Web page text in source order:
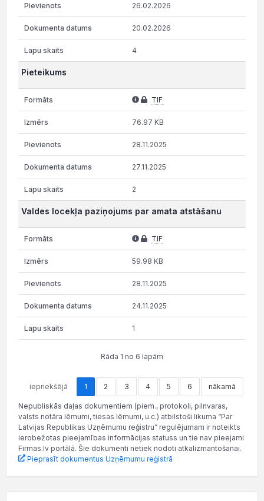
26.02.2026
20.02.2026
4
Pieteikums
TIF
76.97 KB
28.11.2025
27.11.2025
2
Valdes locekļa paziņojums par amata atstāšanu
TIF
59.98 KB
28.11.2025
24.11.2025
1
Rāda 1 no 6 lapām
iepriekšējā 1 2 3 4 5 6 nākamā
Nepubliskās daļas dokumentiem (piem., protokoli, pilnvaras,
valsts notāra lēmumi, tiesas lēmumi, u.c.) atbilstoši likuma “Par
Latvijas Republikas Uzņēmumu reģistru” regulējumam ir noteikts
ierobežotas pieejamības informācijas statuss un tie nav pieejami
Firmas.lv portālā. Šie dokumenti netiek nodoti atkalizmantošanai.
Pieprasīt dokumentus Uzņēmumu reģistrā